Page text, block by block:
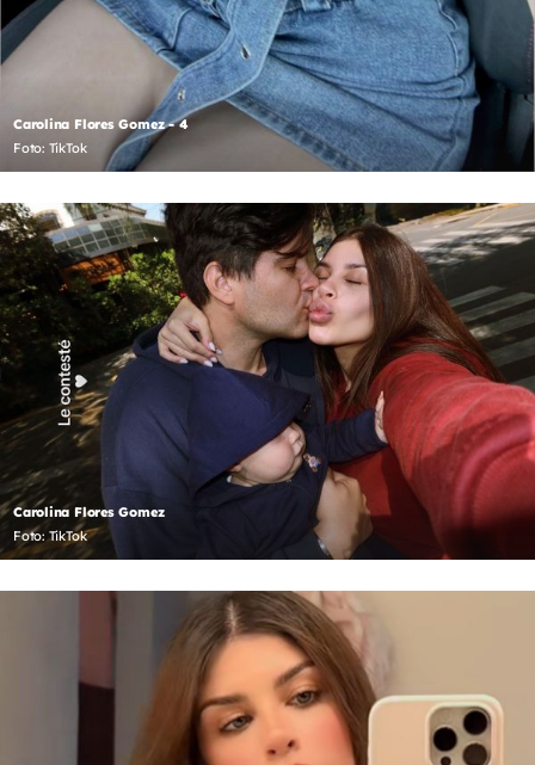
Carolina Flores Gomez - 4
Foto: TikTok
Carolina Flores Gomez
Foto: TikTok